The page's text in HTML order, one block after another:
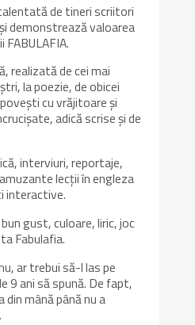
de tineri scriitori
demonstrează valoarea
realizată de cei mai
la poezie, de obicei
cu vrăjitoare și
adică scrise și de
interviuri, reportaje,
lecții în engleza
interactive.
gust, culoare, liric, joc
Fabulafia.
ar trebui să-l las pe
9 ani să spună. De fapt,
mână până nu a